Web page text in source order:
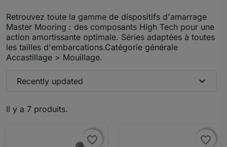
Retrouvez toute la gamme de dispositifs d'amarrage
Master Mooring : des composants High Tech pour une
action amortissante optimale. Séries adaptées à toutes
les tailles d'embarcations.Catégorie générale
Accastillage > Mouillage.
Il y a 7 produits.
Recently updated expand_more
favorite_border
favorite_border favorite_border
favorite_border